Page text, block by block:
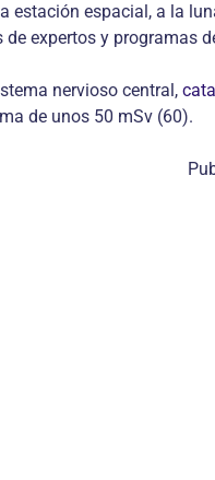
espacial, a la
expertos y programas
nervioso central,
de unos 50 mSv (60).